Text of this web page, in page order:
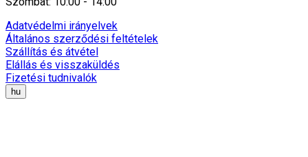
Adatvédelmi irányelvek
Általános szerződési feltételek
Szállítás és átvétel
Elállás és visszaküldés
Fizetési tudnivalók
hu